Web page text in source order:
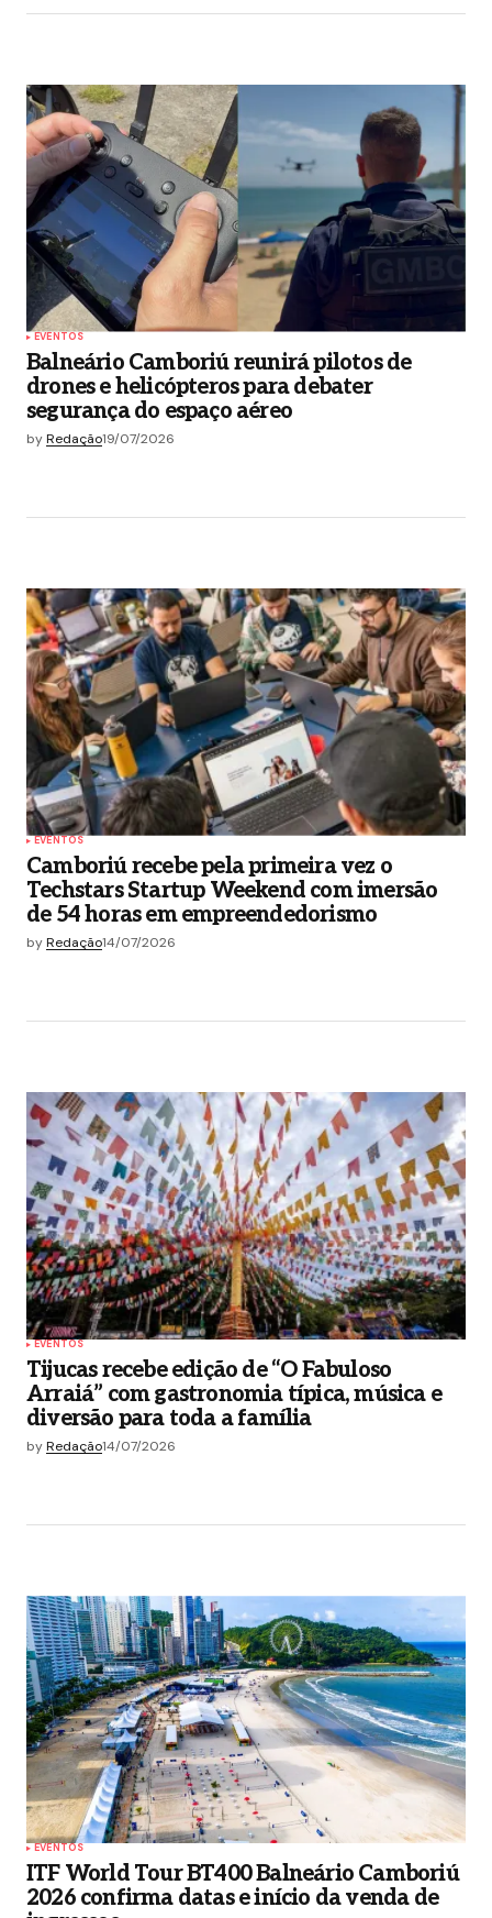
EVENTOS
Balneário Camboriú reunirá pilotos de
drones e helicópteros para debater
segurança do espaço aéreo
byRedação19/07/2026
EVENTOS
Camboriú recebe pela primeira vez o
Techstars Startup Weekend com imersão
de 54 horas em empreendedorismo
byRedação14/07/2026
EVENTOS
Tijucas recebe edição de “O Fabuloso
Arraiá” com gastronomia típica, música e
diversão para toda a família
byRedação14/07/2026
EVENTOS
ITF World Tour BT400 Balneário Camboriú
2026 confirma datas e início da venda de